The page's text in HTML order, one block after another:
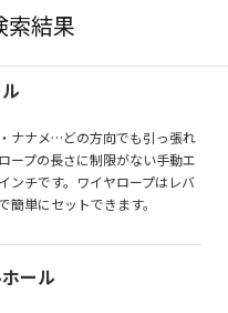
索結果
ナナメ…どの方向でも引っ張れ
ープの長さに制限がない手動エ
ンチです。ワイヤロープはレバ
簡単にセットできます。
ール